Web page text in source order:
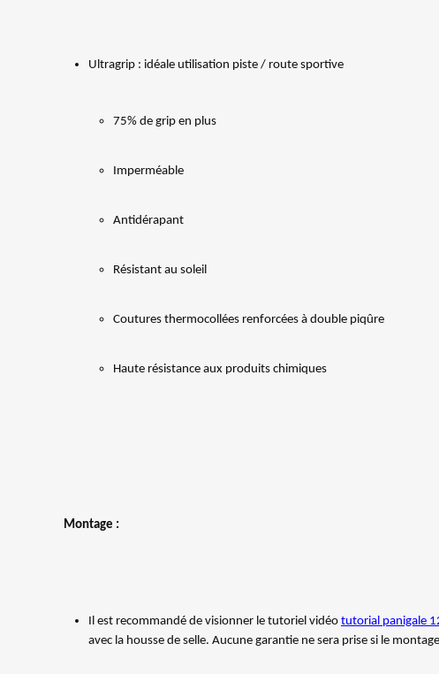
Ultragrip : idéale utilisation piste / route sportive
75% de grip en plus
Imperméable
Antidérapant
Résistant au soleil
Coutures thermocollées renforcées à double piqûre
Haute résistance aux produits chimiques
Montage :
Il est recommandé de visionner le tutoriel vidéo tutorial panigale
avec la housse de selle. Aucune garantie ne sera prise si le